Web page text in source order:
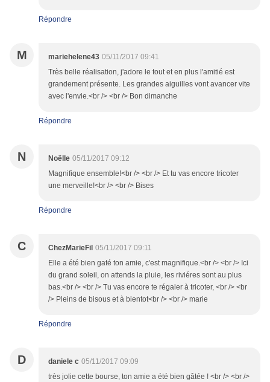
Répondre
M mariehelene43 05/11/2017 09:41
Très belle réalisation, j'adore le tout et en plus l'amitié est
grandement présente. Les grandes aiguilles vont avancer vite
avec l'envie.<br /> <br /> Bon dimanche
Répondre
N Noëlle 05/11/2017 09:12
Magnifique ensemble!<br /> <br /> Et tu vas encore tricoter
une merveille!<br /> <br /> Bises
Répondre
C ChezMarieFil 05/11/2017 09:11
Elle a été bien gaté ton amie, c'est magnifique.<br /> <br /> Ici
du grand soleil, on attends la pluie, les riviéres sont au plus
bas.<br /> <br /> Tu vas encore te régaler à tricoter, <br /> <br
/> Pleins de bisous et à bientot<br /> <br /> marie
Répondre
D daniele c 05/11/2017 09:09
très jolie cette bourse, ton amie a été bien gâtée ! <br /> <br />